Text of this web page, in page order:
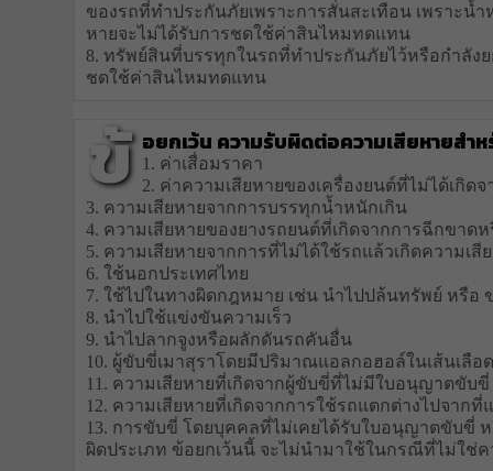
ของรถที่ทำประกันภัยเพราะการสั่นสะเทือน เพราะน้
หายจะไม่ได้รับการชดใช้ค่าสินไหมทดแทน
8. ทรัพย์สินที่บรรทุกในรถที่ทำประกันภัยไว้หรือกำลัง
ชดใช้ค่าสินไหมทดแทน
ข้ อยกเว้น ความรับผิดต่อความเสียหายสำ
1. ค่าเสื่อมราคา
2. ค่าความเสียหายของเครื่องยนต์ที่ไม่ได้เกิดจ
3. ความเสียหายจากการบรรทุกน้ำหนักเกิน
4. ความเสียหายของยางรถยนต์ที่เกิดจากการฉีกขาดห
5. ความเสียหายจากการที่ไม่ได้ใช้รถแล้วเกิดความเสี
6. ใช้นอกประเทศไทย
7. ใช้ไปในทางผิดกฎหมาย เช่น นำไปปล้นทรัพย์ หรือ
8. นำไปใช้แข่งขันความเร็ว
9. นำไปลากจูงหรือผลักดันรถคันอื่น
10. ผู้ขับขี่เมาสุราโดยมีปริมาณแอลกอฮอล์ในเส้นเลือ
11. ความเสียหายที่เกิดจากผู้ขับขี่ที่ไม่มีใบอนุญาตขับขี่
12. ความเสียหายที่เกิดจากการใช้รถแตกต่างไปจาก
13. การขับขี่ โดยบุคคลที่ไม่เคยได้รับใบอนุญาตขับขี่
ผิดประเภท ข้อยกเว้นนี้ จะไม่นำมาใช้ในกรณีที่ไม่ใช่